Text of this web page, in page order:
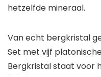
hetzelfde mineraal.
Van echt bergkristal
Set met vijf
Bergkristal staat voor